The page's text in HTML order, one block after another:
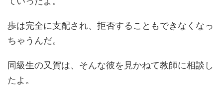
歩は完全に支配され、拒否することもできなくなっ
ちゃうんだ。
同級生の又賀は、そんな彼を見かねて教師に相談し
たよ。